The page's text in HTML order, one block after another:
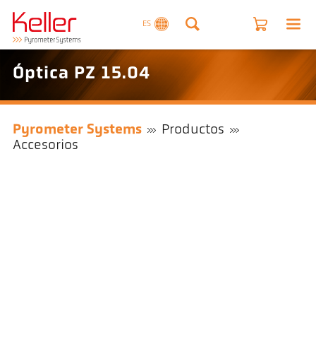
ES
Óptica PZ 15.04
Pyrometer Systems
Productos
Accesorios